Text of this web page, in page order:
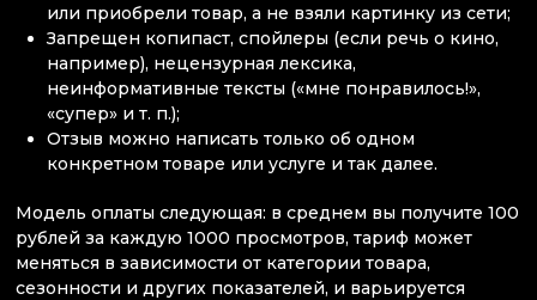
или приобрели товар, а не взяли картинку из сети;
Запрещен копипаст, спойлеры (если речь о кино,
например), нецензурная лексика,
неинформативные тексты («мне понравилось!»,
«супер» и т. п.);
Отзыв можно написать только об одном
конкретном товаре или услуге и так далее.
Модель оплаты следующая: в среднем вы получите 100
рублей за каждую 1000 просмотров, тариф может
меняться в зависимости от категории товара,
сезонности и других показателей, и варьируется